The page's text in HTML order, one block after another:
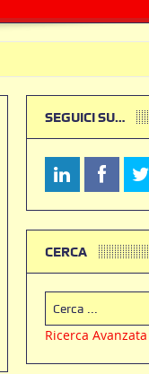
SEGUICI SU…
CERCA
Ricerca Avanzata